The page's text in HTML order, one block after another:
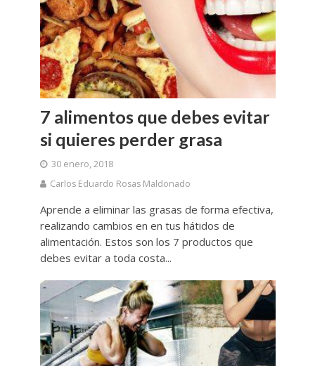
7 alimentos que debes evitar
si quieres perder grasa
30 enero, 2018
Carlos Eduardo Rosas Maldonado
Aprende a eliminar las grasas de forma efectiva,
realizando cambios en en tus hátidos de
alimentación. Estos son los 7 productos que
debes evitar a toda costa...